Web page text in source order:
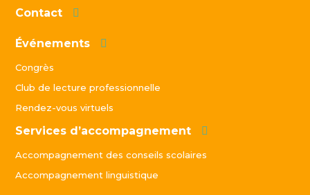
Contact
Événements
Congrès
Club de lecture professionnelle
Rendez-vous virtuels
Services d’accompagnement
Accompagnement des conseils scolaires
Accompagnement linguistique